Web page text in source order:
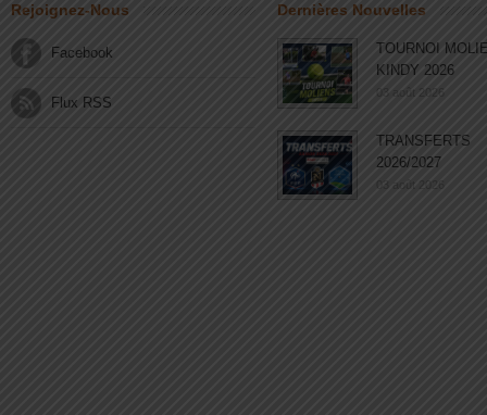
Rejoignez-Nous
Facebook
Flux RSS
Dernières Nouvelles
TOURNOI
KINDY 2026
03 août 2026
TRANSFERTS
2026/2027
03 août 2026